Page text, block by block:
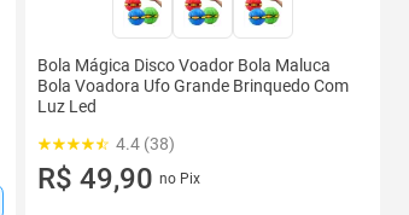
Bola Mágica Disco Voador Bola Maluca
Bola Voadora Ufo Grande Brinquedo Com
Luz Led
4.4 (38)
R$ 49,90 no Pix